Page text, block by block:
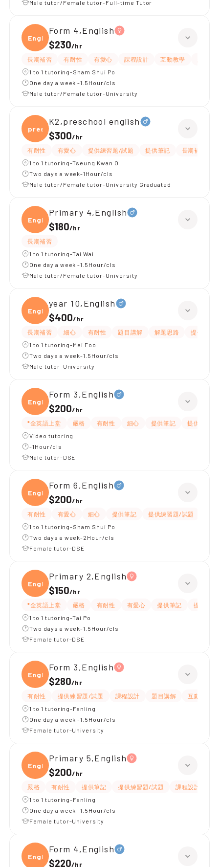
Male tutor/Female tutor-Full-time Tutor
Engli
Form 4,English
$230/hr
長期補習 有耐性 有愛心 課程設計 互動教學
1 to 1 tutoring-Sham Shui Po
One day a week -1.5Hour/cls
Male tutor/Female tutor-University
presc
K2,preschool english
$300/hr
有耐性 有愛心 提供練習題/試題 提供筆記
長期補習
1 to 1 tutoring-Tseung Kwan O
Two days a week-1Hour/cls
Male tutor/Female tutor-University Graduated
Engli
Primary 4,English
$180/hr
長期補習
1 to 1 tutoring-Tai Wai
One day a week -1.5Hour/cls
Male tutor/Female tutor-University
Engli
year 10,English
$400/hr
長期補習 細心 有耐性 題目講解 解題思路
提供練習
1 to 1 tutoring-Mei Foo
Two days a week-1.5Hour/cls
Male tutor-University
Engli
Form 3,English
$200/hr
*全英語上堂 嚴格 有耐性 細心 提供筆記
提供練習
Video tutoring
-1Hour/cls
Male tutor-DSE
Engli
Form 6,English
$200/hr
有耐性 有愛心 細心 提供筆記 提供練習題/試題
1 to 1 tutoring-Sham Shui Po
Two days a week-2Hour/cls
Female tutor-DSE
Engli
Primary 2,English
$150/hr
*全英語上堂 嚴格 有耐性 有愛心 提供筆記
提供練
1 to 1 tutoring-Tai Po
Two days a week-1.5Hour/cls
Female tutor-DSE
Engli
Form 3,English
$280/hr
有耐性 提供練習題/試題 課程設計 題目講解
互動教學
1 to 1 tutoring-Fanling
One day a week -1.5Hour/cls
Female tutor-University
Engli
Primary 5,English
$200/hr
嚴格 有耐性 提供筆記 提供練習題/試題 課程設計
1 to 1 tutoring-Fanling
One day a week -1.5Hour/cls
Female tutor-University
Engli
Form 4,English
$220/hr